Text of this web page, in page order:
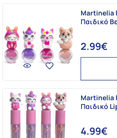
Martinelia
Παιδικό
2.99€
Martinelia
Παιδικό
4.99€